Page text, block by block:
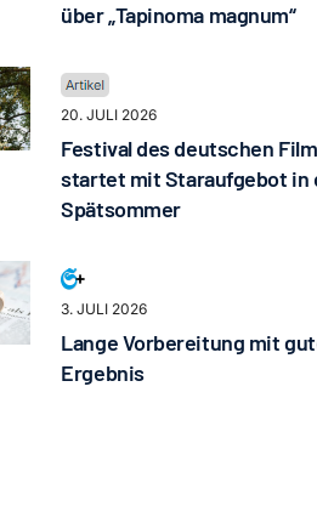
über „Tapinoma magnum“
20. JULI 2026
Festival des deutschen
startet mit Staraufgebot in
Spätsommer
3. JULI 2026
Lange Vorbereitung mit
Ergebnis